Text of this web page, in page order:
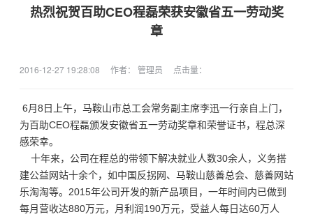
热烈祝贺百助CEO程磊荣获安徽省五一劳动奖
章
2016-12-27 19:28:08 作者： 管理员 点击量：
6月8日上午，马鞍山市总工会常务副主席李迅一行亲自上门，
为百助CEO程磊颁发安徽省五一劳动奖章和荣誉证书，程总深
感荣幸。
十年来，公司在程总的带领下解决就业人数30余人，义务搭
建公益网站十余个，如中国反拐网、马鞍山慈善总会、慈善网站
乐淘淘等。2015年公司开发的新产品项目，一年时间内已做到
每月营收达880万元，月利润190万元，受益人每日达60万人